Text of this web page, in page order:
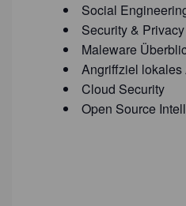
Social
Security &
Maleware
Angriffziel
Cloud Security
Open Source